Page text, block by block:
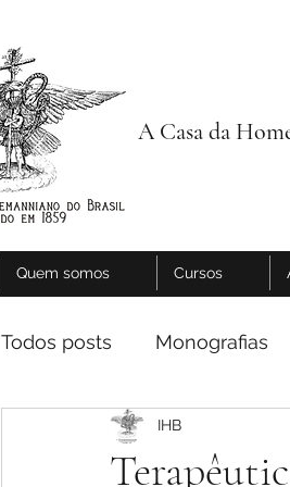
A Casa da
Quem somos Cursos
Todos posts Monografias
IHB